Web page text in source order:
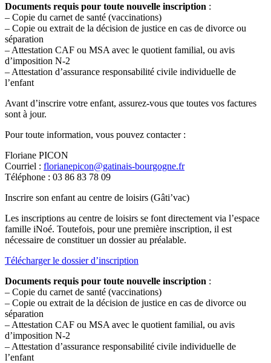
Documents requis pour toute nouvelle inscription :
– Copie du carnet de santé (vaccinations)
– Copie ou extrait de la décision de justice en cas de divorce ou
séparation
– Attestation CAF ou MSA avec le quotient familial, ou avis
d’imposition N-2
– Attestation d’assurance responsabilité civile individuelle de
l’enfant
Avant d’inscrire votre enfant, assurez-vous que toutes vos factures
sont à jour.
Pour toute information, vous pouvez contacter :
Floriane PICON
Courriel : florianepicon@gatinais-bourgogne.fr
Téléphone : 03 86 83 78 09
Inscrire son enfant au centre de loisirs (Gâti’vac)
Les inscriptions au centre de loisirs se font directement via l’espace
famille iNoé. Toutefois, pour une première inscription, il est
nécessaire de constituer un dossier au préalable.
Télécharger le dossier d’inscription
Documents requis pour toute nouvelle inscription :
– Copie du carnet de santé (vaccinations)
– Copie ou extrait de la décision de justice en cas de divorce ou
séparation
– Attestation CAF ou MSA avec le quotient familial, ou avis
d’imposition N-2
– Attestation d’assurance responsabilité civile individuelle de
l’enfant